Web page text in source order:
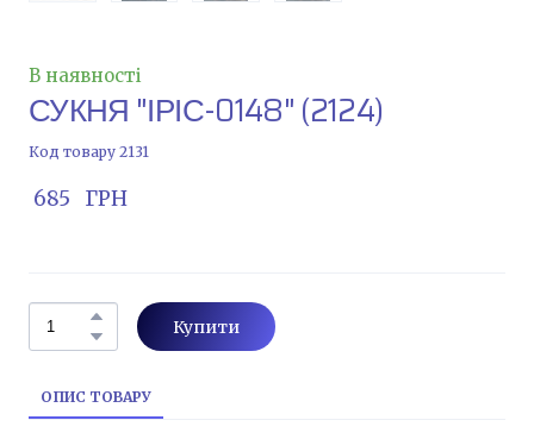
В наявності
СУКНЯ "ІРІС-0148"(2124)
Код товару 2131
685   ГРН
Купити
ОПИС ТОВАРУ